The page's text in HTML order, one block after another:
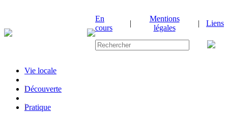
En
cours
|
Mentions
légales
| Liens
Vie locale
|Découverte
|Pratique